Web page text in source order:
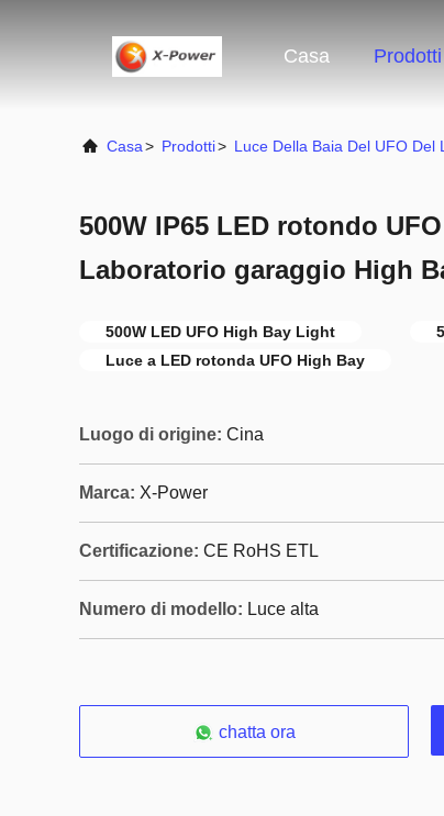
Casa Prodotti
Casa> Prodotti> Luce Della Baia Del UFO Del
500W IP65 LED rotondo
Laboratorio garaggio High
500W LED UFO High Bay Light
Luce a LED rotonda UFO High Bay
Luogo di origine: Cina
Marca: X-Power
Certificazione: CE RoHS ETL
Numero di modello: Luce alta
chatta ora